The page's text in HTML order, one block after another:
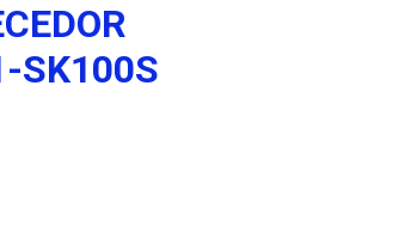
SK100S